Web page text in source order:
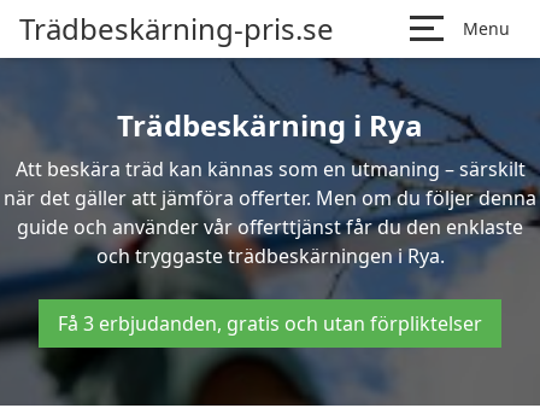
Trädbeskärning-pris.se Menu
Trädbeskärning i Rya
Att beskära träd kan kännas som en utmaning – särskilt
när det gäller att jämföra offerter. Men om du följer denna
guide och använder vår offerttjänst får du den enklaste
och tryggaste trädbeskärningen i Rya.
Få 3 erbjudanden, gratis och utan förpliktelser